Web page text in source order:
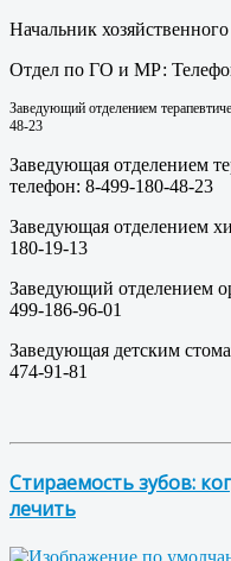
Начальник
Отдел по ГО и МР:
Заведующий отделением
48-23
Заведующая отделением
телефон: 8-499-180-48-23
Заведующая отделением
180-19-13
Заведующий отделением
499-186-96-01
Заведующая детским
474-91-81
Стираемость зубов:
лечить